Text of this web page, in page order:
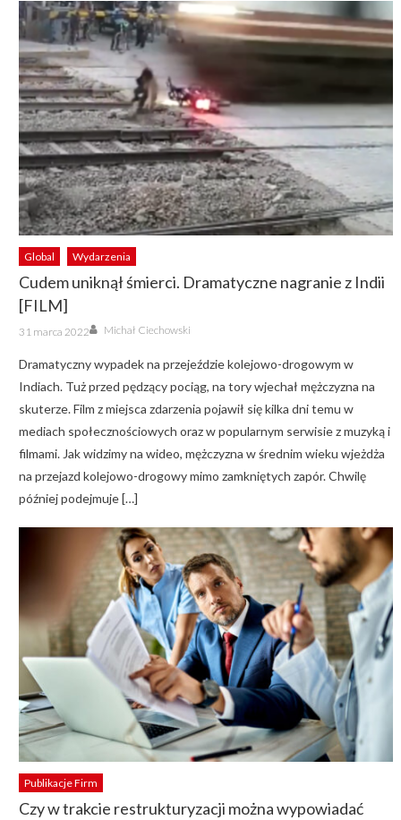
Global Wydarzenia
Cudem uniknął śmierci. Dramatyczne nagranie z Indii
[FILM]
Posted
on
31 marca 2022 Author
Michał Ciechowski
Dramatyczny wypadek na przejeździe kolejowo-drogowym w
Indiach. Tuż przed pędzący pociąg, na tory wjechał mężczyzna na
skuterze. Film z miejsca zdarzenia pojawił się kilka dni temu w
mediach społecznościowych oraz w popularnym serwisie z muzyką i
filmami. Jak widzimy na wideo, mężczyzna w średnim wieku wjeżdża
na przejazd kolejowo-drogowy mimo zamkniętych zapór. Chwilę
później podejmuje […]
Publikacje Firm
Czy w trakcie restrukturyzacji można wypowiadać